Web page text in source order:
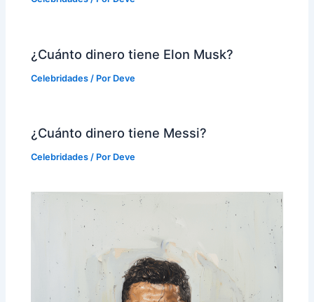
¿Cuánto dinero tiene Elon Musk?
Celebridades / Por Deve
¿Cuánto dinero tiene Messi?
Celebridades / Por Deve